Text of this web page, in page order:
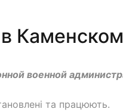
Каменском
военной
та працюють.